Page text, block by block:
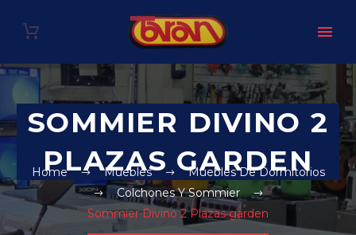
SOMMIER DIVINO 2
PLAZAS GARDEN
Home Muebles
Muebles De Dormitorios
Colchones Y Sommier
Sommier Divino 2 Plazas garden